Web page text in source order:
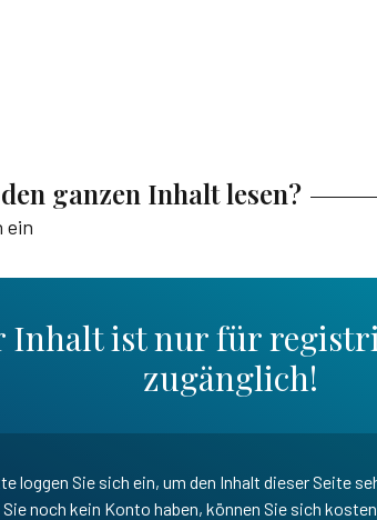
ganzen Inhalt lesen?
ein
Inhalt ist nur für
zugänglich!
loggen Sie sich ein, um den Inhalt dieser Seite
Sie noch kein Konto haben, können Sie sich